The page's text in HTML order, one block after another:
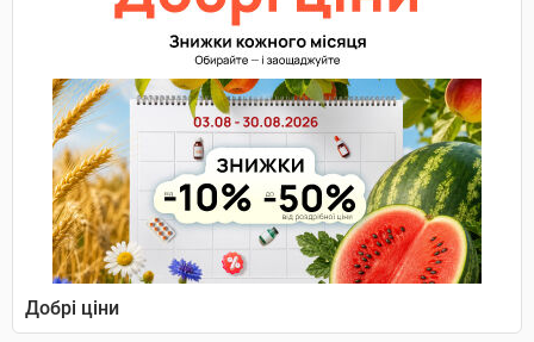
Добрі ціни